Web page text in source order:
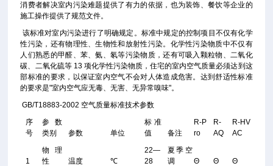
消费者解决室内污染难题提供了有力的依据，也为装饰、餐饮等企业的
施工操作提供了规范文件。
该标准对室内污染进行了明确规定。标准中规定的控制项目不仅有化学
性污染，还有物理性、生物性和放射性污染。化学性污染物质中不仅有
人们熟悉的甲醛、苯、氨、氡等污染物质，还有可吸入颗粒物、二氧化
碳、二氧化硫等 13 项化学性污染物质，住宅的室内空气质量必须达到这
部标准的要求，以保证室内空气不会对人体造成危害。达到舒适性标准
的要求是"室内空气应无毒、无害、无异常嗅味"。
GB/T18883-2002 空气质量标准技术参数
序
号
参数
类别
参数 单位
标准
值
备注
R-P
ro
R-
AQ
R-HV
AC
1
物理
性
温度 ℃
22—
28
夏季空
调
Θ Θ Θ